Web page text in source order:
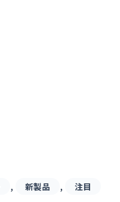
, 新製品 , 注目